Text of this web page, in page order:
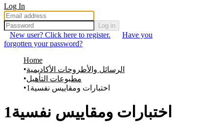
Log In
Log in
New user? Click here to register.
Have you
forgotten your password?
Home
الرسائل والأطروحات الأكاديمية
مطبوعات التأهيل
اختبارات ومقاييس نفسية1
اختبارات ومقاييس نفسية1